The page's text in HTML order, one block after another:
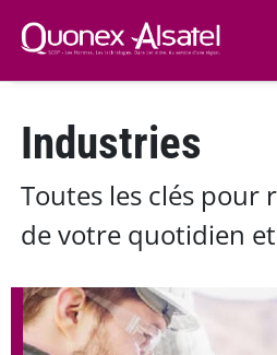
Industries
Toutes les clés pour
de votre quotidien